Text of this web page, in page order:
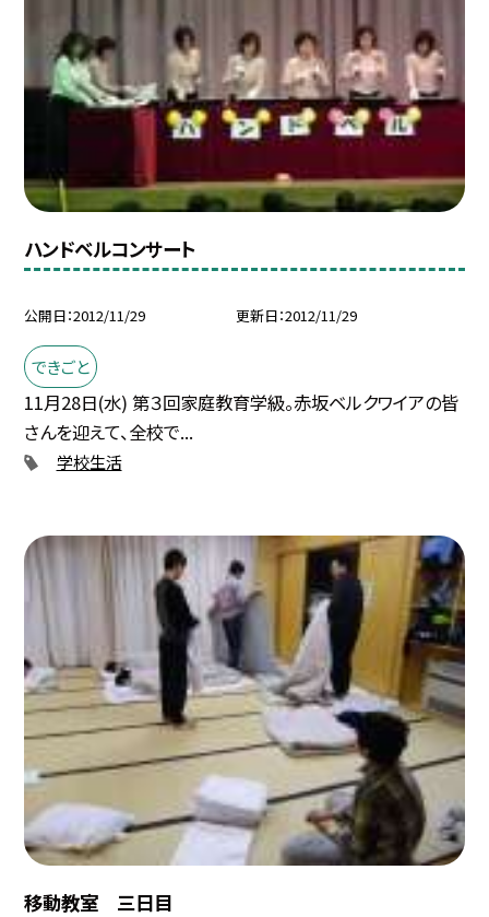
ハンドベルコンサート
公開日 2012/11/29 更新日 2012/11/29
できごと
11月28日(水) 第３回家庭教育学級。赤坂ベルクワイアの皆
さんを迎えて、全校で...
学校生活
移動教室 三日目